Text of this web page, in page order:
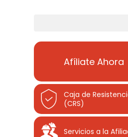
Afíliate Ahora
Caja de
(CRS)
Servicios a la